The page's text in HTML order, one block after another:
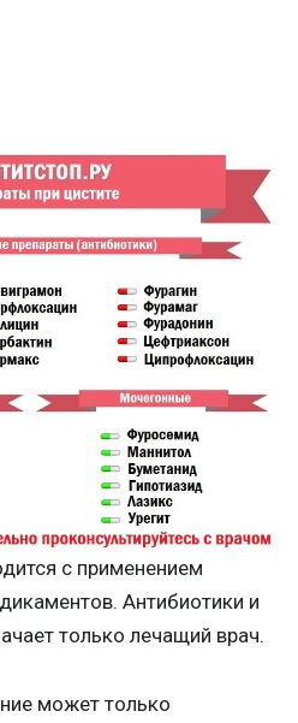
с применением
Антибиотики и
только лечащий врач.
может только